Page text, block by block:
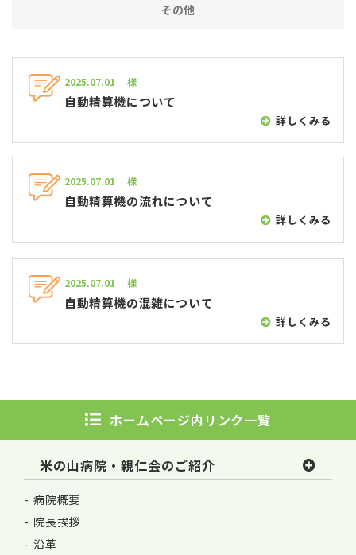
その他
2025.07.01 様
自動精算機について
詳しくみる
2025.07.01 様
自動精算機の流れについて
詳しくみる
2025.07.01 様
自動精算機の混雑について
詳しくみる
ホームページ内リンク一覧
米の山病院・親仁会のご紹介
病院概要
院長挨拶
沿革